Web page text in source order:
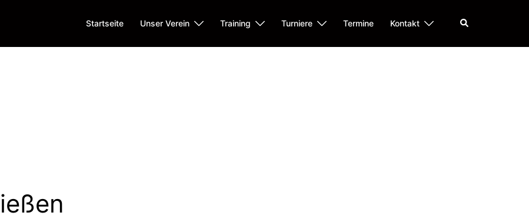
Startseite Unser Verein Training Turniere Termine Kontakt Suche